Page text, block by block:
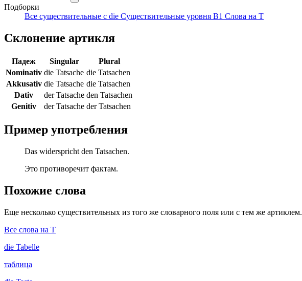
Подборки
Все существительные с die Существительные уровня B1 Слова на T
Склонение артикля
Падеж Singular
Plural
Nominativ die Tatsache die Tatsachen
Akkusativ die Tatsache die Tatsachen
Dativ
der Tatsache den Tatsachen
Genitiv
der Tatsache der Tatsachen
Пример употребления
Das widerspricht den Tatsachen.
Это противоречит фактам.
Похожие слова
Еще несколько существительных из того же словарного поля или с тем же артиклем.
Все слова на T
die Tabelle
таблица